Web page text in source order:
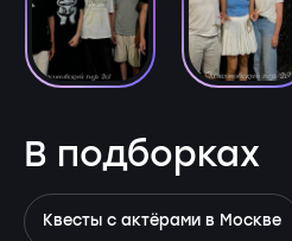
В подборках
Квесты с актёрами в Москве